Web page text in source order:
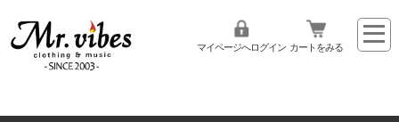
マイページへログイン カートをみる